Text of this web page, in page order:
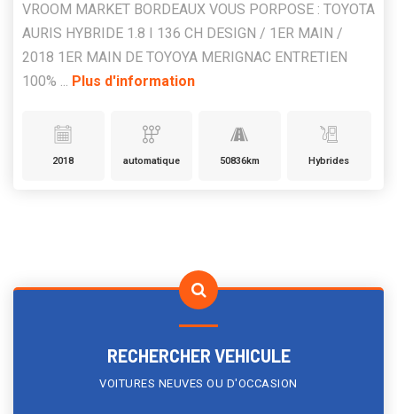
VROOM MARKET BORDEAUX VOUS PORPOSE : TOYOTA
AURIS HYBRIDE 1.8 I 136 CH DESIGN / 1ER MAIN /
2018 1ER MAIN DE TOYOYA MERIGNAC ENTRETIEN
100% ... Plus d'information
2018 automatique 50836km Hybrides
RECHERCHER VEHICULE
VOITURES NEUVES OU D'OCCASION